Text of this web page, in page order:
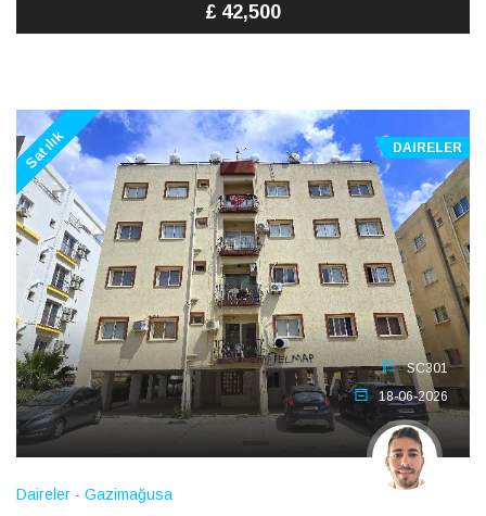
£ 42,500
Satılık DAIRELER
SC301
18-06-2026
Daireler - Gazimağusa